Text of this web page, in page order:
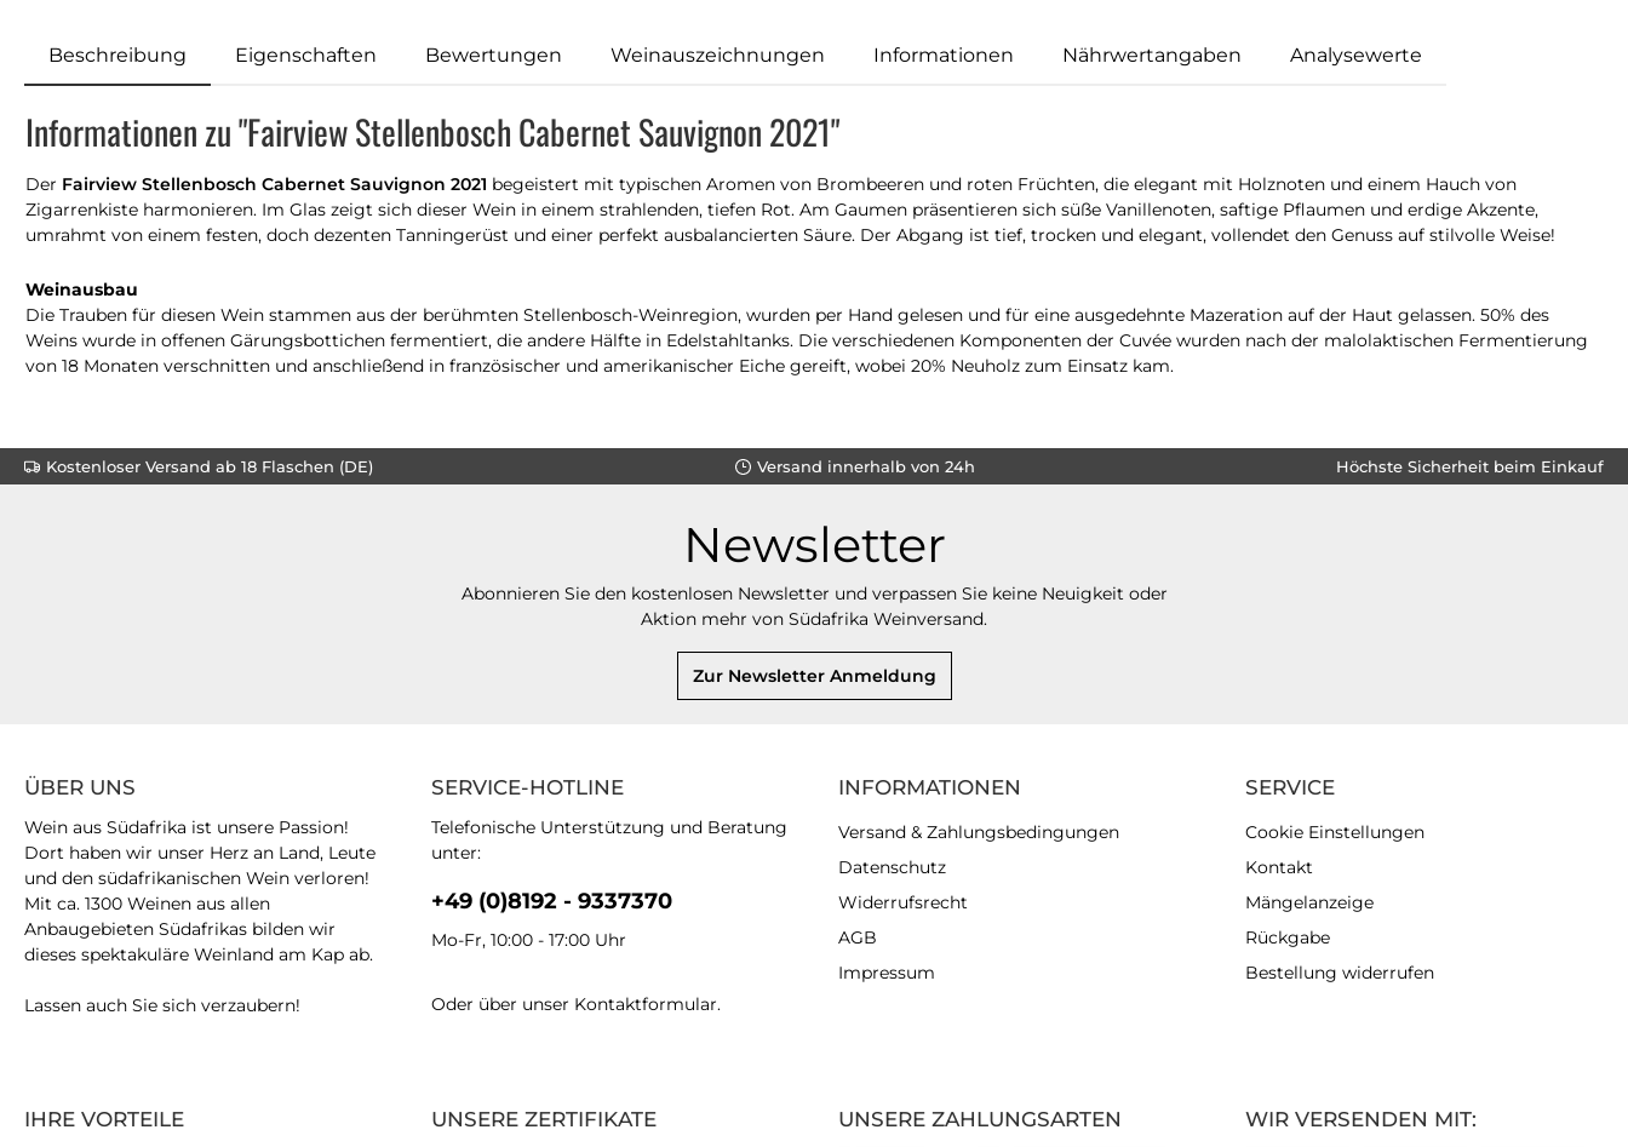
Beschreibung Eigenschaften Bewertungen Weinauszeichnungen Informationen Nährwertangaben Analysewerte
Informationen zu "Fairview Stellenbosch Cabernet Sauvignon 2021"
Der Fairview Stellenbosch Cabernet Sauvignon 2021 begeistert mit typischen Aromen von Brombeeren und roten Früchten, die elegant mit Holznoten und einem Hauch von
Zigarrenkiste harmonieren. Im Glas zeigt sich dieser Wein in einem strahlenden, tiefen Rot. Am Gaumen präsentieren sich süße Vanillenoten, saftige Pflaumen und erdige Akzente,
umrahmt von einem festen, doch dezenten Tanningerüst und einer perfekt ausbalancierten Säure. Der Abgang ist tief, trocken und elegant, vollendet den Genuss auf stilvolle Weise!
Weinausbau
Die Trauben für diesen Wein stammen aus der berühmten Stellenbosch-Weinregion, wurden per Hand gelesen und für eine ausgedehnte Mazeration auf der Haut gelassen. 50% des
Weins wurde in offenen Gärungsbottichen fermentiert, die andere Hälfte in Edelstahltanks. Die verschiedenen Komponenten der Cuvée wurden nach der malolaktischen Fermentierung
von 18 Monaten verschnitten und anschließend in französischer und amerikanischer Eiche gereift, wobei 20% Neuholz zum Einsatz kam.
Kostenloser Versand ab 18 Flaschen (DE) Versand innerhalb von 24h Höchste Sicherheit beim Einkauf
Newsletter
Abonnieren Sie den kostenlosen Newsletter und verpassen Sie keine Neuigkeit oder
Aktion mehr von Südafrika Weinversand.
Zur Newsletter Anmeldung
SERVICE-HOTLINE
Telefonische Unterstützung und Beratung
unter:
+49 (0)8192 - 9337370
Mo-Fr, 10:00 - 17:00 Uhr
Oder über unser Kontaktformular.
IHRE VORTEILE UNSERE ZAHLUNGSARTEN
ÜBER UNS
Wein aus Südafrika ist unsere Passion!
Dort haben wir unser Herz an Land, Leute
und den südafrikanischen Wein verloren!
Mit ca. 1300 Weinen aus allen
Anbaugebieten Südafrikas bilden wir
dieses spektakuläre Weinland am Kap ab.
Lassen auch Sie sich verzaubern!
UNSERE ZERTIFIKATE
INFORMATIONEN
Versand & Zahlungsbedingungen
Datenschutz
Widerrufsrecht
AGB
Impressum
SERVICE
Cookie Einstellungen
Kontakt
Mängelanzeige
Rückgabe
Bestellung widerrufen
WIR VERSENDEN MIT: